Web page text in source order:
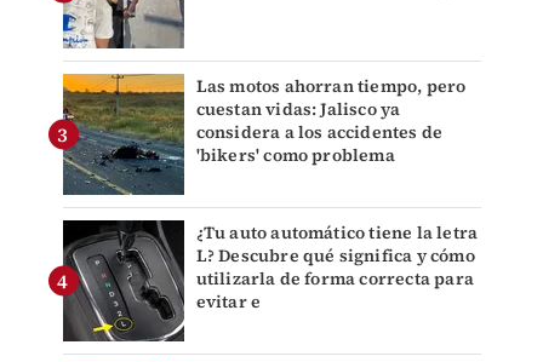
Las motos ahorran tiempo, pero
cuestan vidas: Jalisco ya
considera a los accidentes de
'bikers' como problema
¿Tu auto automático tiene la letra
L? Descubre qué significa y cómo
utilizarla de forma correcta para
evitar e